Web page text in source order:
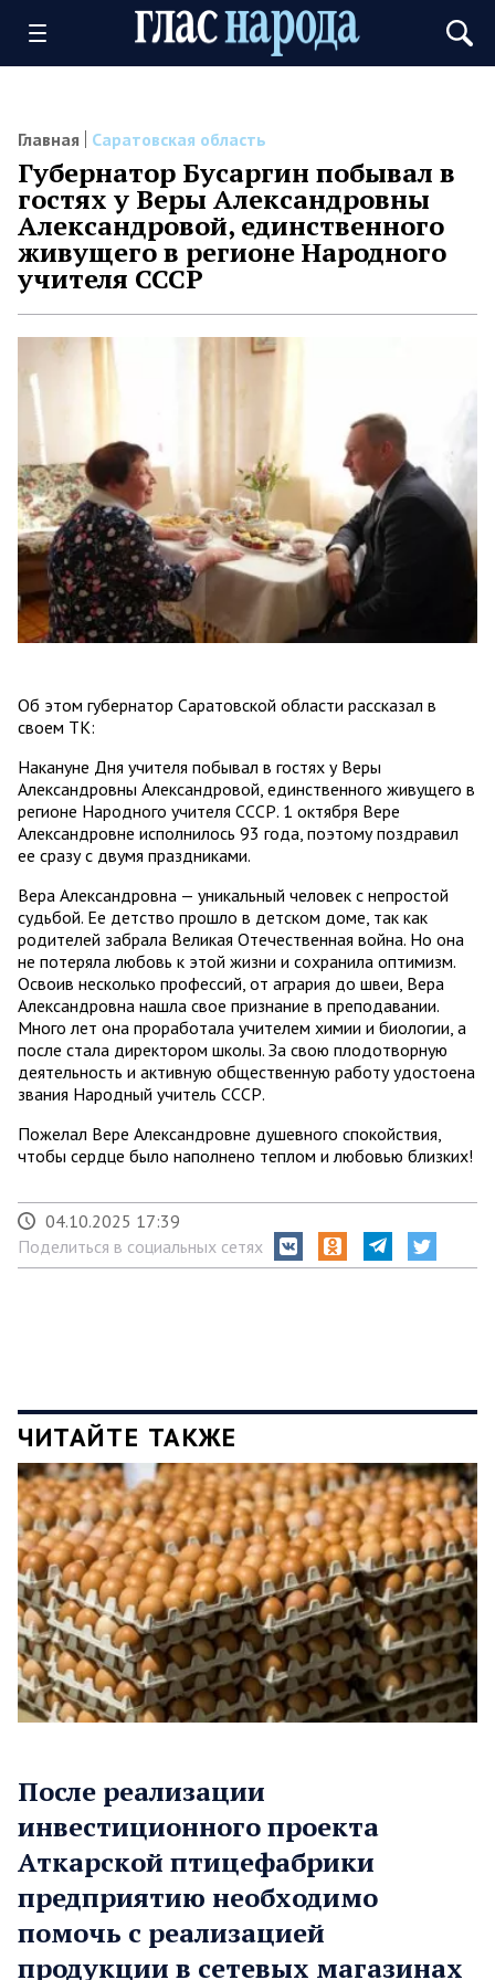
Главная Саратовская область
Губернатор Бусаргин побывал в
гостях у Веры Александровны
Александровой, единственного
живущего в регионе Народного
учителя СССР
Об этом губернатор Саратовской области рассказал в
своем ТК:
Накануне Дня учителя побывал в гостях у Веры
Александровны Александровой, единственного живущего в
регионе Народного учителя СССР. 1 октября Вере
Александровне исполнилось 93 года, поэтому поздравил
ее сразу с двумя праздниками.
Вера Александровна — уникальный человек с непростой
судьбой. Ее детство прошло в детском доме, так как
родителей забрала Великая Отечественная война. Но она
не потеряла любовь к этой жизни и сохранила оптимизм.
Освоив несколько профессий, от агрария до швеи, Вера
Александровна нашла свое признание в преподавании.
Много лет она проработала учителем химии и биологии, а
после стала директором школы. За свою плодотворную
деятельность и активную общественную работу удостоена
звания Народный учитель СССР.
Пожелал Вере Александровне душевного спокойствия,
чтобы сердце было наполнено теплом и любовью близких!
04.10.2025 17:39
Поделиться в социальных сетях
ЧИТАЙТЕ ТАКЖЕ
После реализации
инвестиционного проекта
Аткарской птицефабрики
предприятию необходимо
помочь с реализацией
продукции в сетевых магазинах